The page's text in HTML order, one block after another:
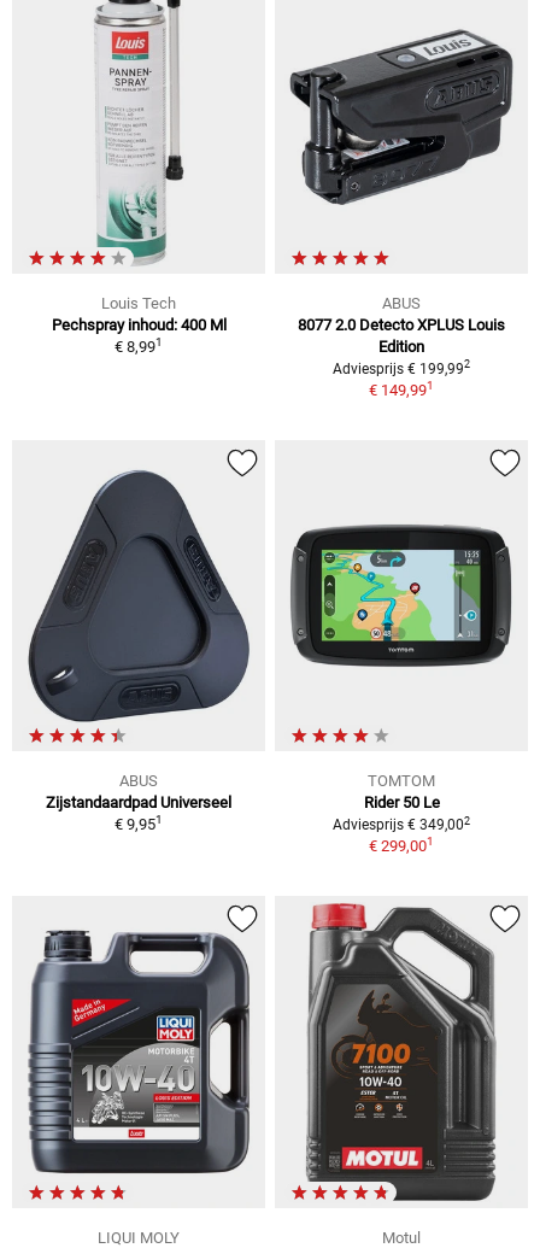
Louis Tech
Pechspray inhoud: 400 Ml
€ 8,991
ABUS
8077 2.0 Detecto XPLUS Louis
Edition
Adviesprijs € 199,992
€ 149,991
ABUS
Zijstandaardpad Universeel
€ 9,951
TOMTOM
Rider 50 Le
Adviesprijs € 349,002
€ 299,001
LIQUI MOLY
Motul